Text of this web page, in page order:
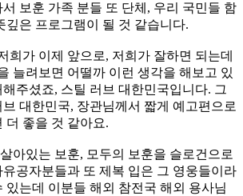
보훈 가족 분들 또 단체, 우리 국민들 함
깊은 프로그램이 될 것 같습니다.
희가 이제 앞으로, 저희가 잘하면 되는데
늘려보면 어떨까 이런 생각을 해보고 있
주셨죠, 스틸 러브 대한민국입니다. 그
대한민국, 장관님께서 짧게 예고편으로
더 좋을 것 같아요.
아있는 보훈, 모두의 보훈을 슬로건으로
공자분들과 또 제복 입은 그 영웅들이라
있는데 이분들 해외 참전국 해외 용사님